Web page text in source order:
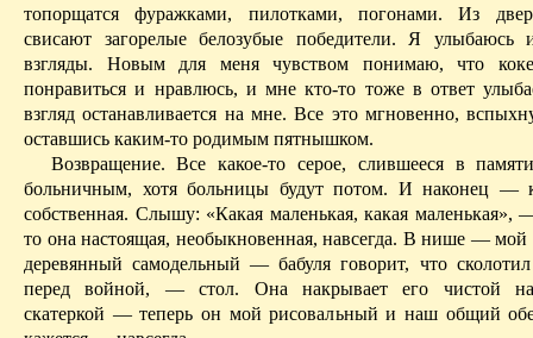
топорщатся фуражками, пилотками, погонами. Из
свисают загорелые белозубые победители. Я
взгляды. Новым для меня чувством понимаю, что
понравиться и нравлюсь, и мне кто-то тоже в ответ
взгляд останавливается на мне. Все это мгновенно,
оставшись каким-то родимым пятнышком.
Возвращение. Все какое-то серое, слившееся в
больничным, хотя больницы будут потом. И наконец —
собственная. Слышу: «Какая маленькая, какая маленькая»,
то она настоящая, необыкновенная, навсегда. В нише — мой
деревянный самодельный — бабуля говорит, что
перед войной, — стол. Она накрывает его чистой
скатеркой — теперь он мой рисовальный и наш общий